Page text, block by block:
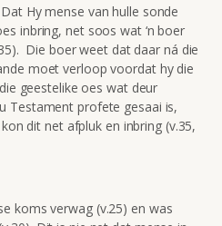
Hy mense van hulle sonde
inbring, net soos wat ‘n boer
Die boer weet dat daar ná die
moet verloop voordat hy die
geestelike oes wat deur
Testament profete gesaai is,
dit net afpluk en inbring (v.35,
koms verwag (v.25) en was